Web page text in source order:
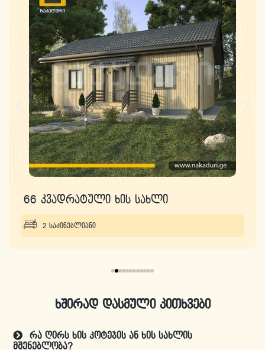
66 კვადრატული ხის სახლი
2 საძინებლიანი
ხშირად დასმული კითხვები
რა ღირს ხის კოტეჯის ან ხის სახლის
მშენებლობა?